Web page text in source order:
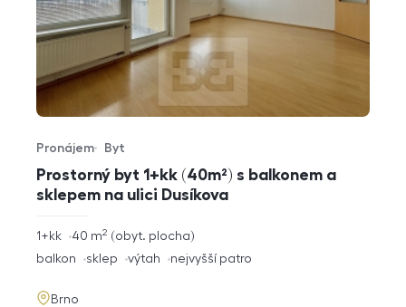
Prostorný byt 1+kk (40m²) s balkonem a
sklepem na ulici Dusíkova
Typ nabídky
Pronájem
Typ nemovitosti
Byt
rozměry
1+kk obyt. plocha
40 m2
funkce
balkon sklep výtah nejvyšší patro
adresa
Brno